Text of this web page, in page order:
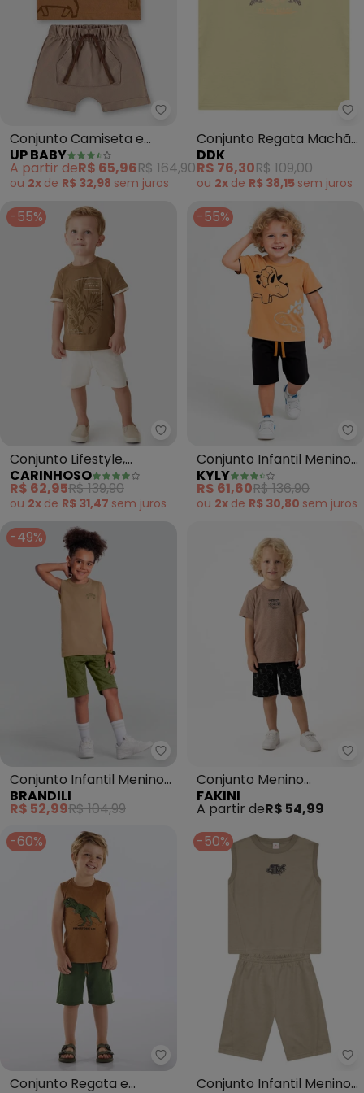
Up Baby - Conjunto Camiseta
Conjunto Camiseta e
Bermuda Bebê (Marrom)
UP BABY
A partir deR$ 65,96R$ 164,90
ou 2x de R$ 32,98 sem juros
Conjunto Regata Machão
Summer e Bermuda
(Marrom)
DDK
R$ 76,30R$ 109,00
ou 2x de R$ 38,15 sem juros
-55%
Carinhoso - Conjunto Lifestyle,
Conjunto Lifestyle,
Summertime, Good Time
(Cáqui)
CARINHOSO
R$ 62,95R$ 139,90
ou 2x de R$ 31,47 sem juros
-55%
Conjunto Infantil Menino
Bordado (Marrom)
KYLY
R$ 61,60R$ 136,90
ou 2x de R$ 30,80 sem juros
-49%
Brandili - Conjunto Infantil
Conjunto Infantil Menino
Skate (Marrom)
BRANDILI
R$ 52,99R$ 104,99
Conjunto Menino
Camiseta e Bermuda
(Marrom)
FAKINI
A partir deR$ 54,99
-60%
Up Baby - Conjunto Regata e
Conjunto Regata e
-50%
Conjunto Infantil Menino